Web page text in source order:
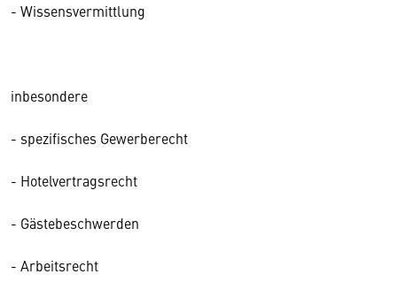
- Wissensvermittlung
inbesondere
- spezifisches Gewerberecht
- Hotelvertragsrecht
- Gästebeschwerden
- Arbeitsrecht